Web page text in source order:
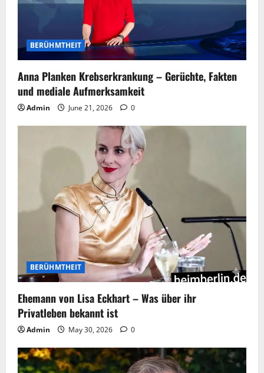
BERÜHMTHEIT
Anna Planken Krebserkrankung – Gerüchte, Fakten
und mediale Aufmerksamkeit
Admin June 21, 2026 0
BERÜHMTHEIT
Ehemann von Lisa Eckhart – Was über ihr
Privatleben bekannt ist
Admin May 30, 2026 0